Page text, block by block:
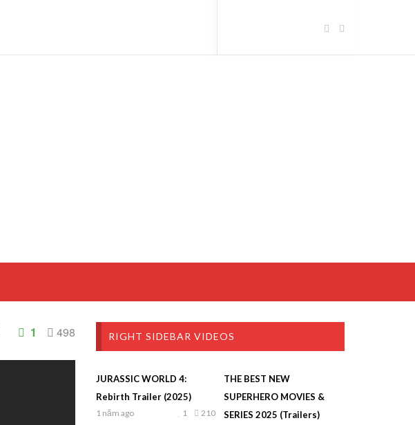
498
1 RIGHT SIDEBAR VIDEOS
JURASSIC WORLD 4:
Rebirth Trailer (2025)
1 năm ago 210
1
THE BEST NEW
SUPERHERO MOVIES &
SERIES 2025 (Trailers)